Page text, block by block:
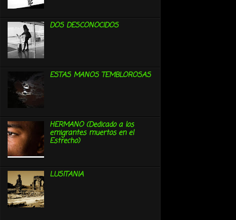
DOS DESCONOCIDOS
ESTAS MANOS TEMBLOROSAS
HERMANO (Dedicado a los
emigrantes muertos en el
Estrecho)
LUSITANIA